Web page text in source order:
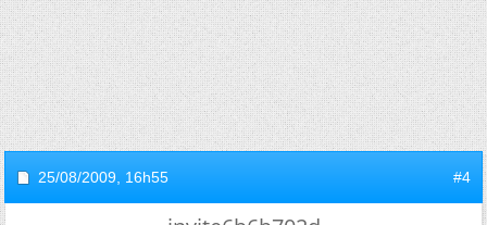
25/08/2009, 16h55 #4